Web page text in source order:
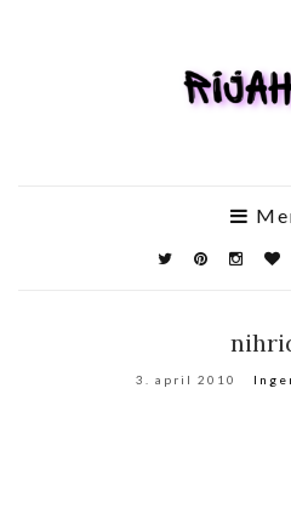
3. april 2010